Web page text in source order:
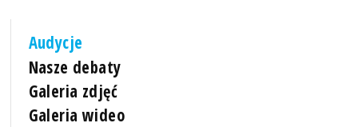
Audycje
Nasze debaty
Galeria zdjęć
Galeria wideo